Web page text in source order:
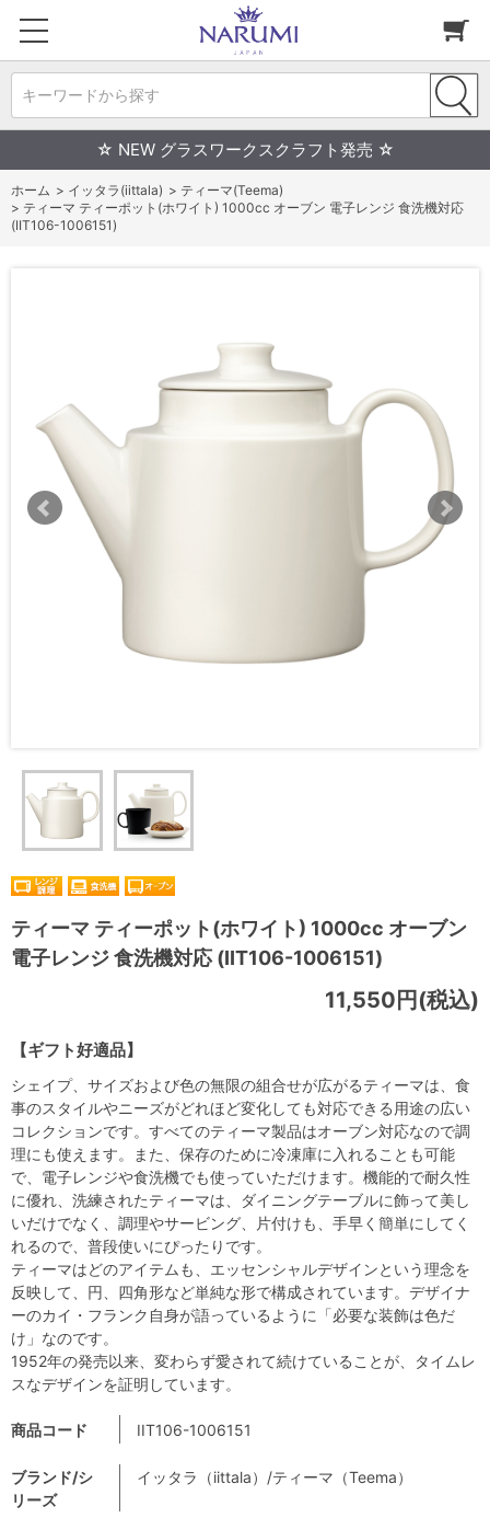
キーワードから探す
☆ NEW グラスワークスクラフト発売 ☆
ホーム > イッタラ(iittala) > ティーマ(Teema)
> ティーマ ティーポット(ホワイト) 1000cc オーブン 電子レンジ 食洗機対応
(IIT106-1006151)
ティーマ ティーポット(ホワイト) 1000cc オーブン
電子レンジ 食洗機対応 (IIT106-1006151)
【ギフト好適品】
11,550円(税込)
商品コード IIT106-1006151
ブランド/シ
リーズ
イッタラ（iittala）/ティーマ（Teema）
シェイプ、サイズおよび色の無限の組合せが広がるティーマは、食
事のスタイルやニーズがどれほど変化しても対応できる用途の広い
コレクションです。すべてのティーマ製品はオーブン対応なので調
理にも使えます。また、保存のために冷凍庫に入れることも可能
で、電子レンジや食洗機でも使っていただけます。機能的で耐久性
に優れ、洗練されたティーマは、ダイニングテーブルに飾って美し
いだけでなく、調理やサービング、片付けも、手早く簡単にしてく
れるので、普段使いにぴったりです。
ティーマはどのアイテムも、エッセンシャルデザインという理念を
反映して、円、四角形など単純な形で構成されています。デザイナ
ーのカイ・フランク自身が語っているように「必要な装飾は色だ
け」なのです。
1952年の発売以来、変わらず愛されて続けていることが、タイムレ
スなデザインを証明しています。